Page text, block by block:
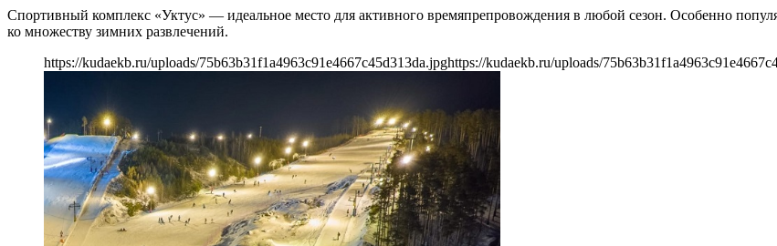
Спортивный комплекс «Уктус» — идеальное место для активного времяпрепровождения в любой сезон. Особенно
ко множеству зимних развлечений.
https://kudaekb.ru/uploads/75b63b31f1a4963c91e4667c45d313da.jpghttps://kudaekb.ru/uploads/